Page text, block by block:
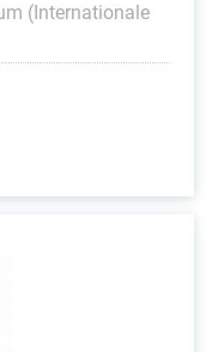
(Internationale